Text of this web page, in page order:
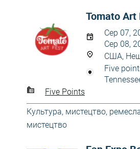
Tomato Art
Сер 07,
Сер 08,
США,
Five
Five Points
Культура, мистецтво,
мистецтво